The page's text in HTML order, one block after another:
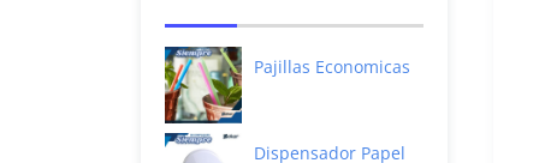
Pajillas Economicas
Dispensador Papel